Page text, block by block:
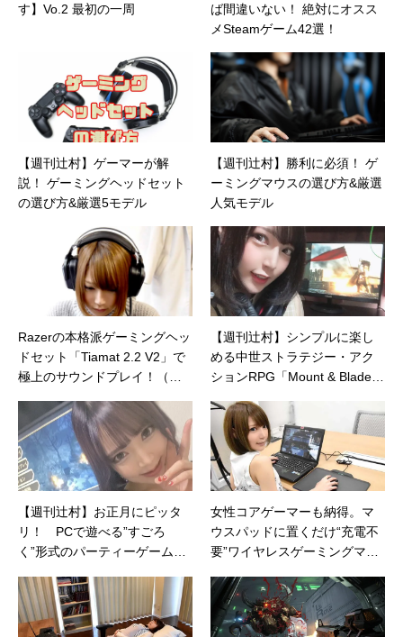
す】Vo.2 最初の一周
ば間違いない！ 絶対にオスス
メSteamゲーム42選！
【週刊辻村】ゲーマーが解
説！ ゲーミングヘッドセット
の選び方&厳選5モデル
【週刊辻村】勝利に必須！ ゲ
ーミングマウスの選び方&厳選
人気モデル
Razerの本格派ゲーミングヘッ
ドセット「Tiamat 2.2 V2」で
極上のサウンドプレイ！（価
【週刊辻村】シンプルに楽し
める中世ストラテジー・アク
ションRPG「Mount & Blade I
【週刊辻村】お正月にピッタ
リ！ PCで遊べる”すごろ
く”形式のパーティーゲーム
女性コアゲーマーも納得。マ
ウスパッドに置くだけ“充電不
要”ワイヤレスゲーミングマウ